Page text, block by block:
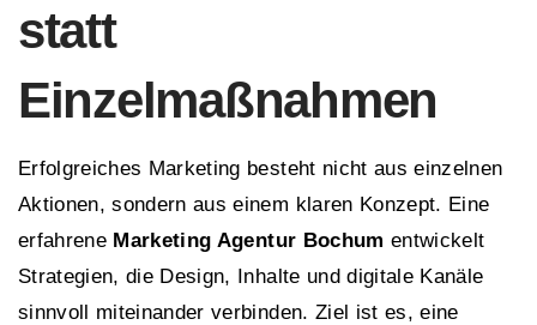
statt
Einzelmaßnahmen
Erfolgreiches Marketing besteht nicht aus einzelnen
Aktionen, sondern aus einem klaren Konzept. Eine
erfahrene Marketing Agentur Bochum entwickelt
Strategien, die Design, Inhalte und digitale Kanäle
sinnvoll miteinander verbinden. Ziel ist es, eine